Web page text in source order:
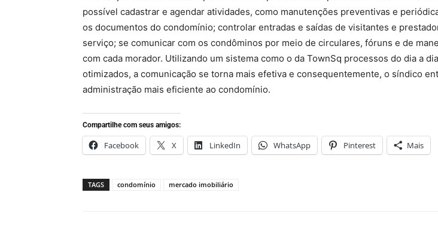
possível cadastrar e agendar atividades, como manutenções preventivas e
os documentos do condomínio; controlar entradas e saídas de visitantes e
serviço; se comunicar com os condôminos por meio de circulares, fóruns e de
com cada morador. Utilizando um sistema como o da TownSq processos do dia a
otimizados, a comunicação se torna mais efetiva e consequentemente, o síndico
administração mais eficiente ao condomínio.
Compartilhe com seus amigos:
Facebook X LinkedIn WhatsApp Pinterest Mais
TAGS condomínio mercado imobiliário